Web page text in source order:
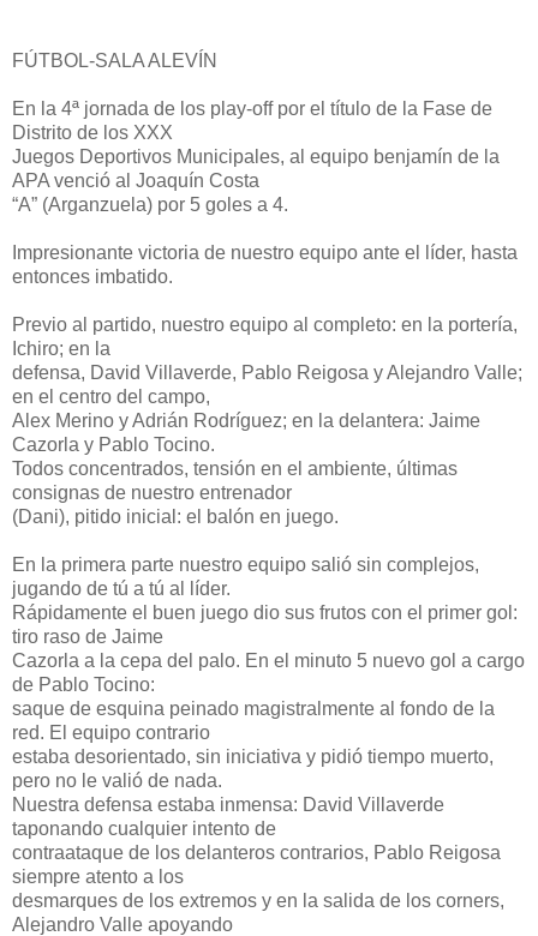
FÚTBOL-SALA ALEVÍN
En la 4ª jornada de los play-off por el título de la Fase de
Distrito de los XXX
Juegos Deportivos Municipales, al equipo benjamín de la
APA venció al Joaquín Costa
“A” (Arganzuela) por 5 goles a 4.
Impresionante victoria de nuestro equipo ante el líder, hasta
entonces imbatido.
Previo al partido, nuestro equipo al completo: en la portería,
Ichiro; en la
defensa, David Villaverde, Pablo Reigosa y Alejandro Valle;
en el centro del campo,
Alex Merino y Adrián Rodríguez; en la delantera: Jaime
Cazorla y Pablo Tocino.
Todos concentrados, tensión en el ambiente, últimas
consignas de nuestro entrenador
(Dani), pitido inicial: el balón en juego.
En la primera parte nuestro equipo salió sin complejos,
jugando de tú a tú al líder.
Rápidamente el buen juego dio sus frutos con el primer gol:
tiro raso de Jaime
Cazorla a la cepa del palo. En el minuto 5 nuevo gol a cargo
de Pablo Tocino:
saque de esquina peinado magistralmente al fondo de la
red. El equipo contrario
estaba desorientado, sin iniciativa y pidió tiempo muerto,
pero no le valió de nada.
Nuestra defensa estaba inmensa: David Villaverde
taponando cualquier intento de
contraataque de los delanteros contrarios, Pablo Reigosa
siempre atento a los
desmarques de los extremos y en la salida de los corners,
Alejandro Valle apoyando